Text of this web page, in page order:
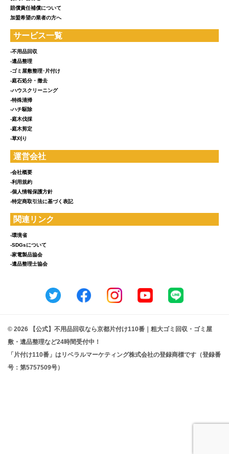
賠償責任補償について
加盟希望の業者の方へ
サービス一覧
-不用品回収
-遺品整理
-ゴミ屋敷整理･片付け
-庭石処分・撤去
-ハウスクリーニング
-特殊清掃
-ハチ駆除
-庭木伐採
-庭木剪定
-草刈り
運営会社
-会社概要
-利用規約
-個人情報保護方針
-特定商取引法に基づく表記
関連リンク
-環境省
-SDGsについて
-家電製品協会
-遺品整理士協会
© 2026 【公式】不用品回収なら京都片付け110番｜粗大ゴミ回収・ゴミ屋
敷・遺品整理など24時間受付中！
「片付け110番」はリベラルマーケティング株式会社の登録商標です（登録番
号：第5757509号）